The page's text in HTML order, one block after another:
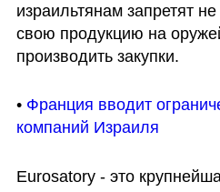
израильтянам запретят
свою продукцию на
производить закупки.
• Франция вводит
компаний Израиля
Eurosatory - это